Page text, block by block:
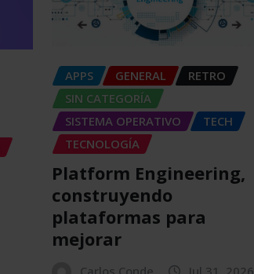
APPS GENERAL
RETRO
SIN CATEGORÍA
SISTEMA OPERATIVO
TECH
TECNOLOGÍA
Platform Engineering,
construyendo
plataformas para
mejorar
Carlos Conde Jul 31, 2026